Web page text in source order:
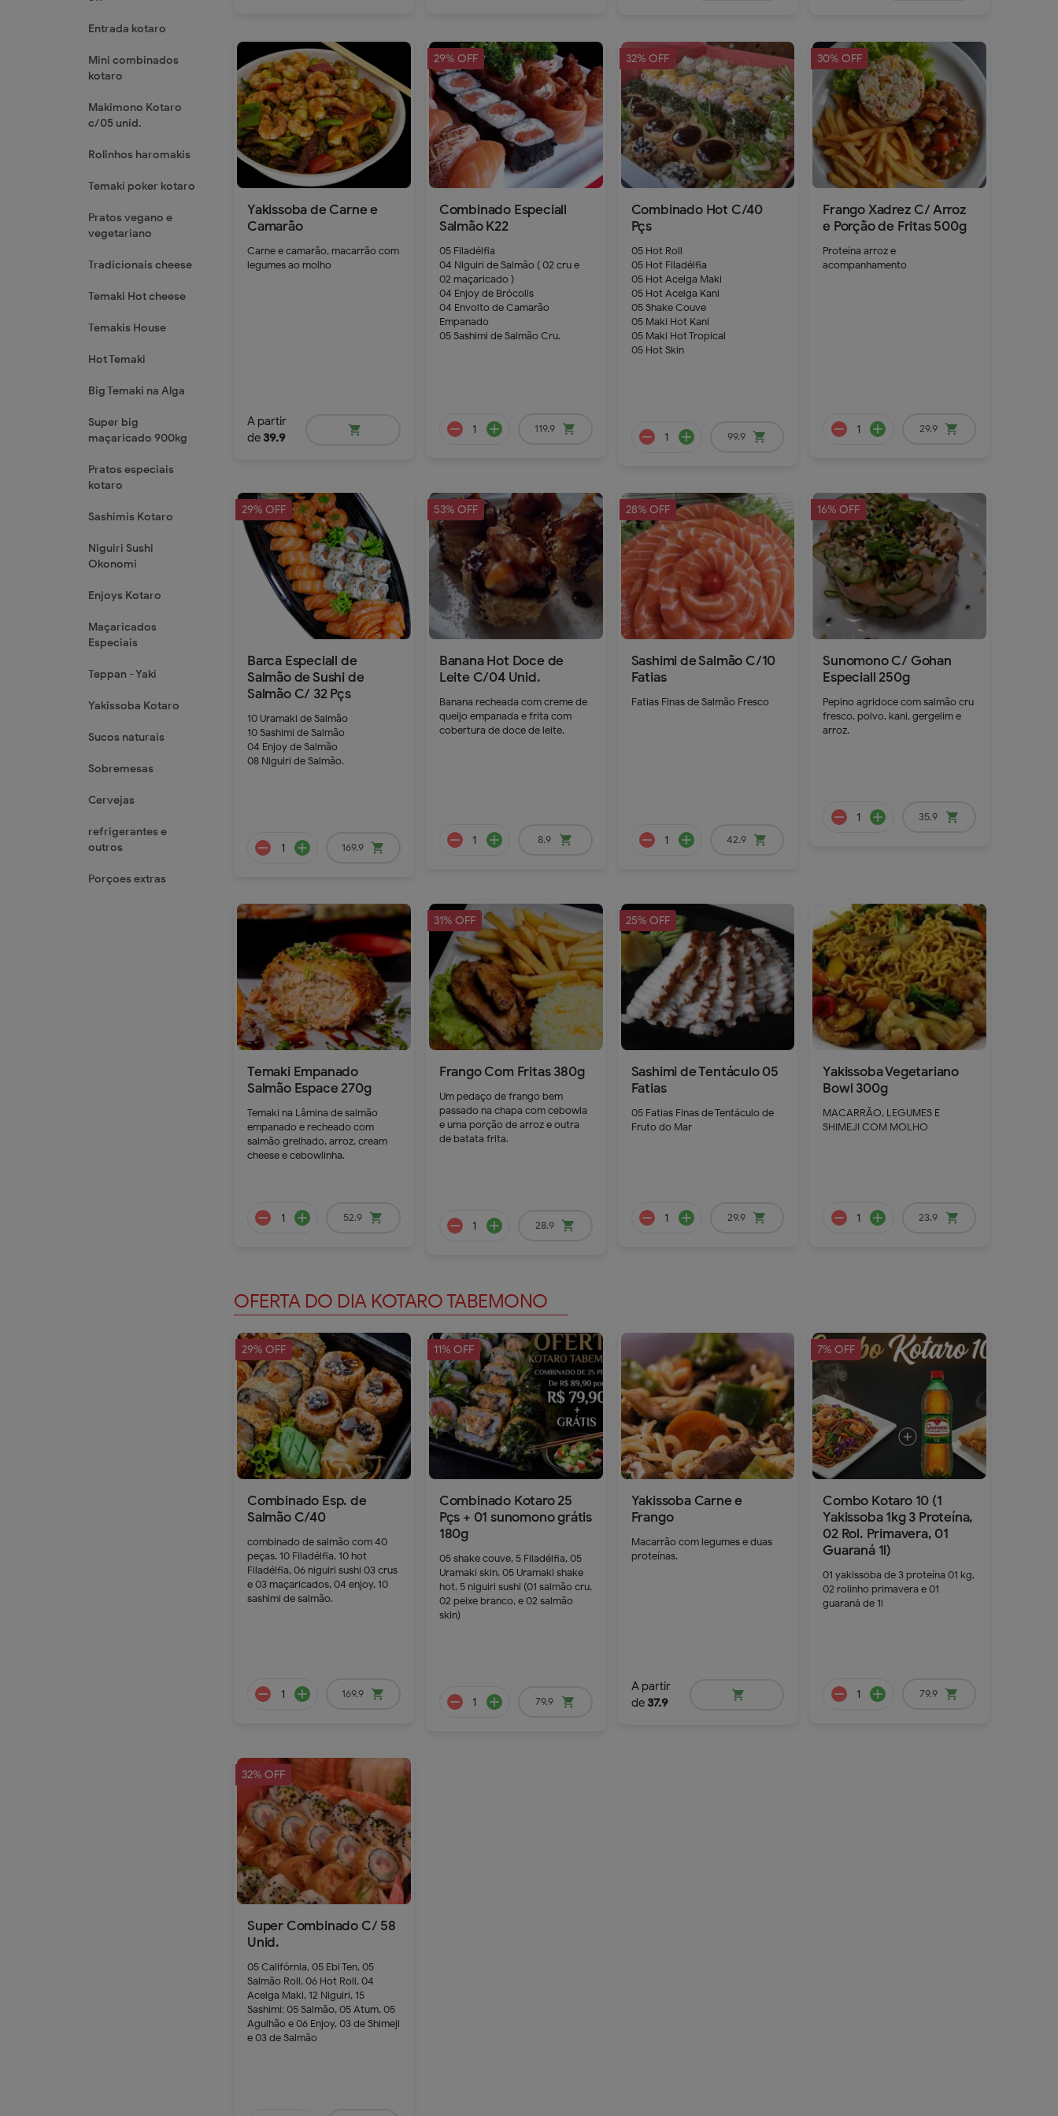
Entrada kotaro
Mini combinados
kotaro
Makimono Kotaro
c/05 unid.
Rolinhos haromakis
Temaki poker kotaro
Pratos vegano e
vegetariano
Tradicionais cheese
Temaki Hot cheese
Temakis House
Hot Temaki
Big Temaki na Alga
Super big
maçaricado 900kg
Pratos especiais
kotaro
Sashimis Kotaro
Niguiri Sushi
Okonomi
Enjoys Kotaro
Maçaricados
Especiais
Teppan - Yaki
Yakissoba Kotaro
Sucos naturais
Sobremesas
Cervejas
refrigerantes e
outros
Porçoes extras
remove add remove add
Yakissoba de Carne e
Camarão
Carne e camarão, macarrão com
legumes ao molho
A partir
de39.9
shopping_cart
29% OFF
Combinado Especiall
Salmão K22
05 Filadélfia
04 Niguiri de Salmão ( 02 cru e
02 maçaricado )
04 Enjoy de Brócolis
04 Envolto de Camarão
Empanado
05 Sashimi de Salmão Cru.
add
119.9 shopping_cart
32% OFF
Combinado Hot C/40
Pçs
05 Hot Roll
05 Hot Filadélfia
05 Hot Acelga Maki
05 Hot Acelga Kani
05 Shake Couve
05 Maki Hot Kani
05 Maki Hot Tropical
05 Hot Skin
remove add
99.9 shopping_cart
30% OFF
Frango Xadrez C/ Arroz
e Porção de Fritas 500g
Proteína arroz e
acompanhamento
29.9 shopping_cart
29% OFF
Barca Especiall de
Salmão de Sushi de
Salmão C/ 32 Pçs
10 Uramaki de Salmão
10 Sashimi de Salmão
04 Enjoy de Salmão
08 Niguiri de Salmão.
remove add
169.9 shopping_cart
53% OFF
Banana Hot Doce de
Leite C/04 Unid.
Banana recheada com creme de
queijo empanada e frita com
cobertura de doce de leite.
remove add
8.9 shopping_cart
28% OFF
Sashimi de Salmão C/10
Fatias
Fatias Finas de Salmão Fresco
remove
42.9 shopping_cart
16% OFF
Sunomono C/ Gohan
Especiall 250g
Pepino agridoce com salmão cru
fresco, polvo, kani, gergelim e
arroz.
35.9 shopping_cart
Temaki Empanado
Salmão Espace 270g
Temaki na Lâmina de salmão
empanado e recheado com
salmão grelhado, arroz, cream
cheese e cebowlinha.
remove add
52.9 shopping_cart
31% OFF
Frango Com Fritas 380g
Um pedaço de frango bem
passado na chapa com cebowla
e uma porção de arroz e outra
de batata frita.
remove add
28.9 shopping_cart
25% OFF
Sashimi de Tentáculo 05
Fatias
05 Fatias Finas de Tentáculo de
Fruto do Mar
29.9 shopping_cart
Yakissoba Vegetariano
Bowl 300g
MACARRÃO, LEGUMES E
SHIMEJI COM MOLHO
23.9 shopping_cart
OFERTA DO DIA KOTARO TABEMONO
29% OFF
Combinado Esp. de
Salmão C/40
combinado de salmão com 40
peças. 10 Filadélfia, 10 hot
Filadélfia, 06 niguiri sushi 03 crus
e 03 maçaricados, 04 enjoy, 10
sashimi de salmão.
169.9 shopping_cart
11% OFF
Combinado Kotaro 25
Pçs + 01 sunomono grátis
180g
05 shake couve, 5 Filadélfia, 05
Uramaki skin, 05 Uramaki shake
hot, 5 niguiri sushi (01 salmão cru,
02 peixe branco, e 02 salmão
skin)
79.9 shopping_cart
Yakissoba Carne e
Frango
Macarrão com legumes e duas
proteínas.
A partir
de37.9
shopping_cart
7% OFF
Combo Kotaro 10 (1
Yakissoba 1kg 3 Proteína,
02 Rol. Primavera, 01
Guaraná 1l)
01 yakissoba de 3 proteína 01 kg,
02 rolinho primavera e 01
guaraná de 1l
79.9 shopping_cart
32% OFF
Super Combinado C/ 58
Unid.
05 Califórnia, 05 Ebi Ten, 05
Salmão Roll, 06 Hot Roll, 04
Acelga Maki, 12 Niguiri, 15
Sashimi: 05 Salmão, 05 Atum, 05
Agulhão e 06 Enjoy, 03 de Shimeji
e 03 de Salmão